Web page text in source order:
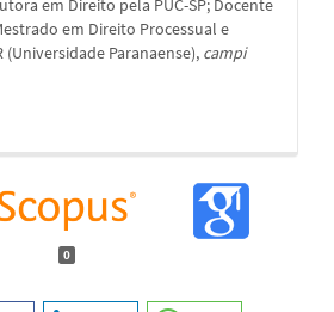
em Direito Processual e
(Universidade Paranaense), campi
0